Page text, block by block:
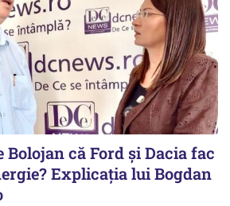
Bolojan că Ford și Dacia fac
Explicația lui Bogdan